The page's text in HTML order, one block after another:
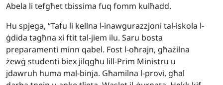
Abela li tefgħet tbissima fuq fomm kulħadd.
Hu spjega, “Tafu li kellna l-inawgurazzjoni tal-iskola l-
ġdida tagħna xi ftit tal-jiem ilu. Saru bosta
preparamenti minn qabel. Fost l-oħrajn, għażilna
żewġ studenti biex jilqgħu lill-Prim Ministru u
jdawruh huma mal-binja. Għamilna l-provi, għal